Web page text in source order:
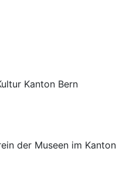
Kanton Bern
der Museen im Kanton